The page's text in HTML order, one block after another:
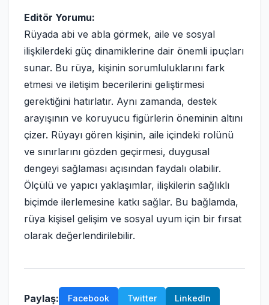
Editör Yorumu:
Rüyada abi ve abla görmek, aile ve sosyal
ilişkilerdeki güç dinamiklerine dair önemli ipuçları
sunar. Bu rüya, kişinin sorumluluklarını fark
etmesi ve iletişim becerilerini geliştirmesi
gerektiğini hatırlatır. Aynı zamanda, destek
arayışının ve koruyucu figürlerin öneminin altını
çizer. Rüyayı gören kişinin, aile içindeki rolünü
ve sınırlarını gözden geçirmesi, duygusal
dengeyi sağlaması açısından faydalı olabilir.
Ölçülü ve yapıcı yaklaşımlar, ilişkilerin sağlıklı
biçimde ilerlemesine katkı sağlar. Bu bağlamda,
rüya kişisel gelişim ve sosyal uyum için bir fırsat
olarak değerlendirilebilir.
Paylaş: Facebook Twitter LinkedIn